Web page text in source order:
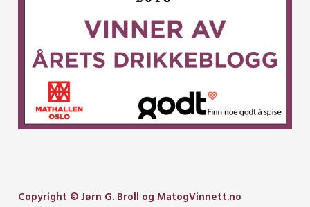
Copyright © Jørn G. Broll og MatogVinnett.no